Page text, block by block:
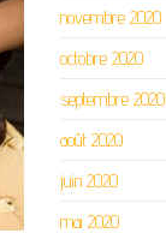
novembre 2020
octobre 2020
septembre 2020
août 2020
juin 2020
mai 2020